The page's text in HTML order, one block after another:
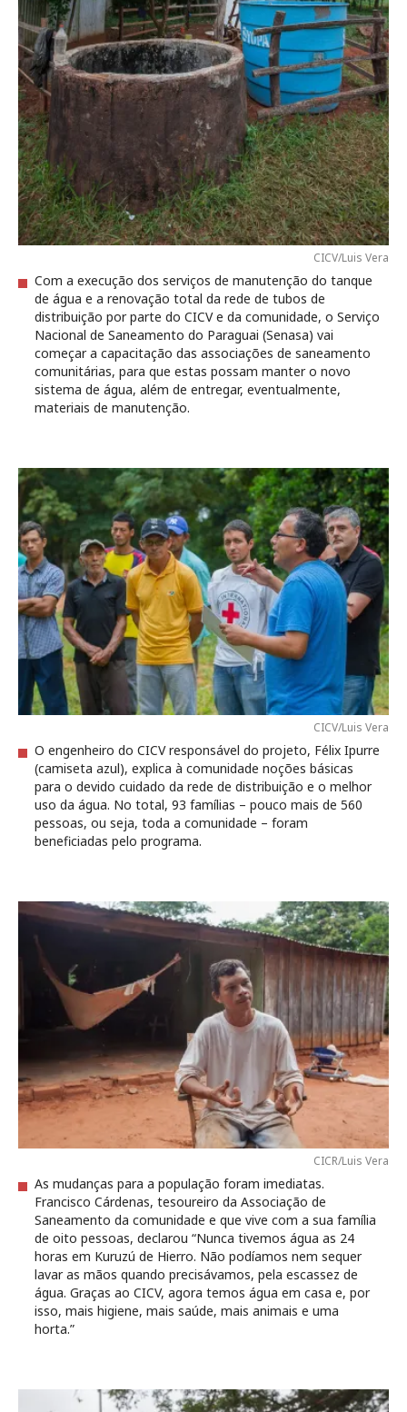
CICV/Luis Vera
Com a execução dos serviços de manutenção do tanque
de água e a renovação total da rede de tubos de
distribuição por parte do CICV e da comunidade, o Serviço
Nacional de Saneamento do Paraguai (Senasa) vai
começar a capacitação das associações de saneamento
comunitárias, para que estas possam manter o novo
sistema de água, além de entregar, eventualmente,
materiais de manutenção.
CICV/Luis Vera
O engenheiro do CICV responsável do projeto, Félix Ipurre
(camiseta azul), explica à comunidade noções básicas
para o devido cuidado da rede de distribuição e o melhor
uso da água. No total, 93 famílias – pouco mais de 560
pessoas, ou seja, toda a comunidade – foram
beneficiadas pelo programa.
CICR/Luis Vera
As mudanças para a população foram imediatas.
Francisco Cárdenas, tesoureiro da Associação de
Saneamento da comunidade e que vive com a sua família
de oito pessoas, declarou “Nunca tivemos água as 24
horas em Kuruzú de Hierro. Não podíamos nem sequer
lavar as mãos quando precisávamos, pela escassez de
água. Graças ao CICV, agora temos água em casa e, por
isso, mais higiene, mais saúde, mais animais e uma
horta.”